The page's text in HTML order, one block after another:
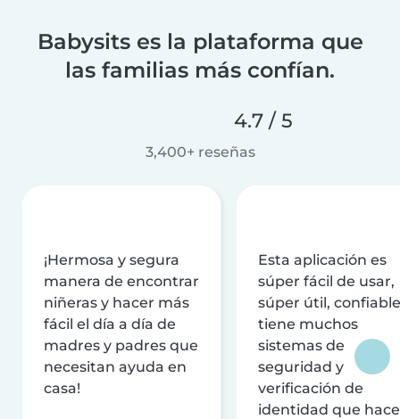
Babysits es la plataforma que
las familias más confían.
4.7 / 5
3,400+ reseñas
¡Hermosa y segura
manera de encontrar
niñeras y hacer más
fácil el día a día de
madres y padres que
necesitan ayuda en
casa!
Esta aplicación es
súper fácil de usar,
súper útil,
tiene muchos
sistemas de
seguridad y
verificación de
identidad que